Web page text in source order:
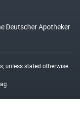
Deutscher Apotheker
, unless stated otherwise.